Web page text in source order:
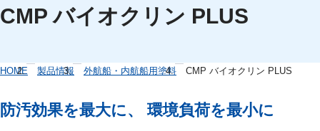
CMP バイオクリン PLUS
HOME 製品情報 外航船・内航船用塗料 CMP バイオクリン PLUS
防汚効果を最大に、 環境負荷を最小に